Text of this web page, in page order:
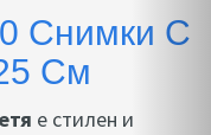
Снимки С
См
е стилен и